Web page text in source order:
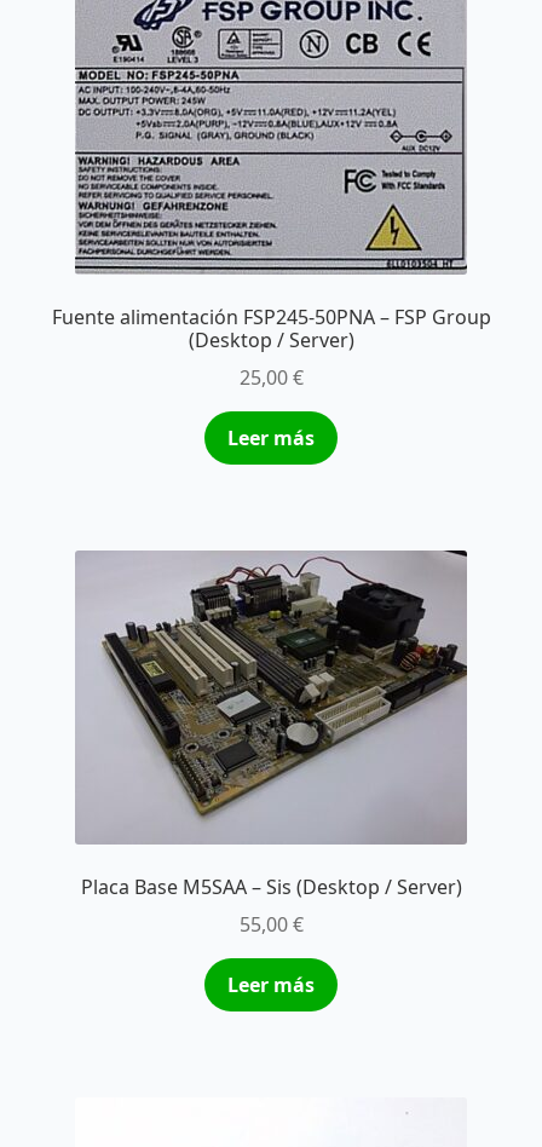
Fuente alimentación FSP245-50PNA – FSP Group
(Desktop / Server)
25,00€
Leer más
Placa Base M5SAA – Sis (Desktop / Server)
55,00€
Leer más